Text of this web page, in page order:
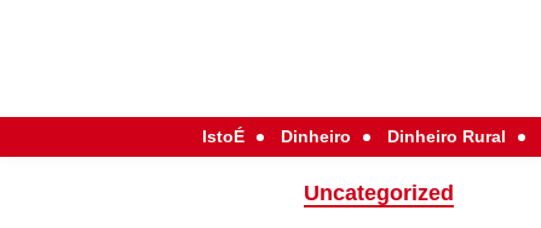
IstoÉ Dinheiro Dinheiro Rural
Uncategorized